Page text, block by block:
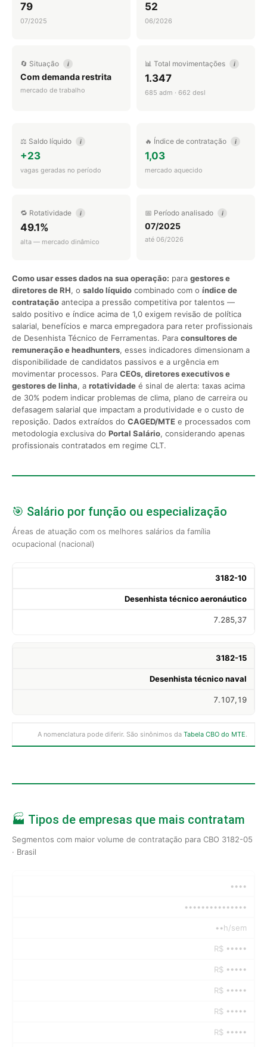
79
07/2025
52
06/2026
🔄 Situação i
Com demanda restrita
mercado de trabalho
📊 Total movimentações i
1.347
685 adm · 662 desl
⚖️ Saldo líquido i
+23
vagas geradas no período
🔥 Índice de contratação i
1,03
mercado aquecido
🔁 Rotatividade i
49.1%
alta — mercado dinâmico
📅 Período analisado i
07/2025
até 06/2026
Como usar esses dados na sua operação: para gestores e
diretores de RH, o saldo líquido combinado com o índice de
contratação antecipa a pressão competitiva por talentos —
saldo positivo e índice acima de 1,0 exigem revisão de política
salarial, benefícios e marca empregadora para reter profissionais
de Desenhista Técnico de Ferramentas. Para consultores de
remuneração e headhunters, esses indicadores dimensionam a
disponibilidade de candidatos passivos e a urgência em
movimentar processos. Para CEOs, diretores executivos e
gestores de linha, a rotatividade é sinal de alerta: taxas acima
de 30% podem indicar problemas de clima, plano de carreira ou
defasagem salarial que impactam a produtividade e o custo de
reposição. Dados extraídos do CAGED/MTE e processados com
metodologia exclusiva do Portal Salário, considerando apenas
profissionais contratados em regime CLT.
🎯 Salário por função ou especialização
Áreas de atuação com os melhores salários da família
ocupacional (nacional)
3182-10
Desenhista técnico aeronáutico
7.285,37
3182-15
Desenhista técnico naval
7.107,19
A nomenclatura pode diferir. São sinônimos da Tabela CBO do MTE.
🏭 Tipos de empresas que mais contratam
Segmentos com maior volume de contratação para CBO 3182-05
· Brasil
••••
•••••••••••••••
••h/sem
R$ •••••
R$ •••••
R$ •••••
R$ •••••
R$ •••••